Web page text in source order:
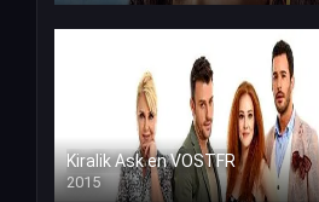
Kiralik Ask en VOSTFR
2015